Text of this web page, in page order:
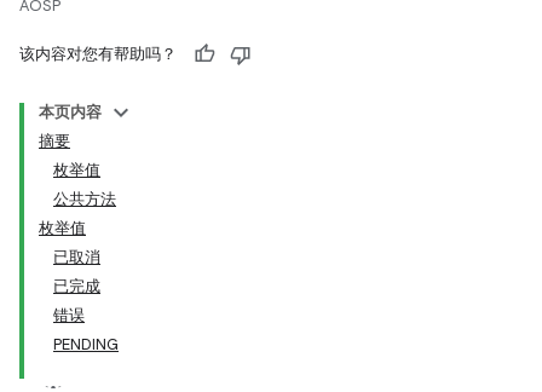
AOSP
该内容对您有帮助吗？
本页内容
摘要
枚举值
公共方法
枚举值
已取消
已完成
错误
PENDING